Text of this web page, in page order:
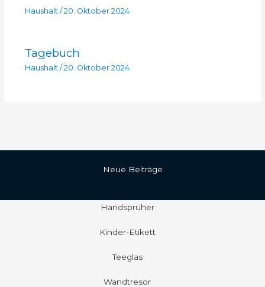
Haushalt/ 20. Oktober 2024
Tagebuch
Haushalt/ 20. Oktober 2024
Neue Beiträge
Handsprüher
Kinder-Etikett
Teeglas
Wandtresor